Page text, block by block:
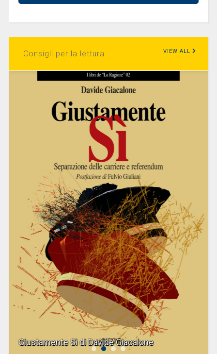
Consigli per la lettura VIEW ALL
Giustamente Sì di Davide Giacalone